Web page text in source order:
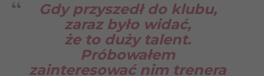
Gdy przyszedł do klubu,
zaraz było widać,
że to duży talent.
Próbowałem
zainteresować nim trenera